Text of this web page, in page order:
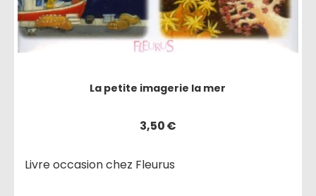
La petite imagerie la mer
3,50€
Livre occasion chez Fleurus